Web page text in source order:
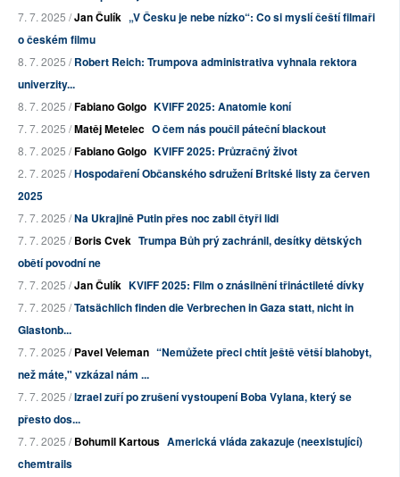
7. 7. 2025 /Jan Čulík „V Česku je nebe nízko“: Co si myslí čeští filmaři
o českém filmu
8. 7. 2025 /Robert Reich: Trumpova administrativa vyhnala rektora
univerzity...
8. 7. 2025 /Fabiano Golgo KVIFF 2025: Anatomie koní
7. 7. 2025 /Matěj Metelec O čem nás poučil páteční blackout
8. 7. 2025 /Fabiano Golgo KVIFF 2025: Průzračný život
2. 7. 2025 /Hospodaření Občanského sdružení Britské listy za červen
2025
7. 7. 2025 /Na Ukrajině Putin přes noc zabil čtyři lidi
7. 7. 2025 /Boris Cvek Trumpa Bůh prý zachránil, desítky dětských
obětí povodní ne
7. 7. 2025 /Jan Čulík KVIFF 2025: Film o znásilnění třináctileté dívky
7. 7. 2025 /Tatsächlich finden die Verbrechen in Gaza statt, nicht in
Glastonb...
7. 7. 2025 /Pavel Veleman “Nemůžete přeci chtít ještě větší blahobyt,
než máte," vzkázal nám ...
7. 7. 2025 /Izrael zuří po zrušení vystoupení Boba Vylana, který se
přesto dos...
7. 7. 2025 /Bohumil Kartous Americká vláda zakazuje (neexistující)
chemtrails